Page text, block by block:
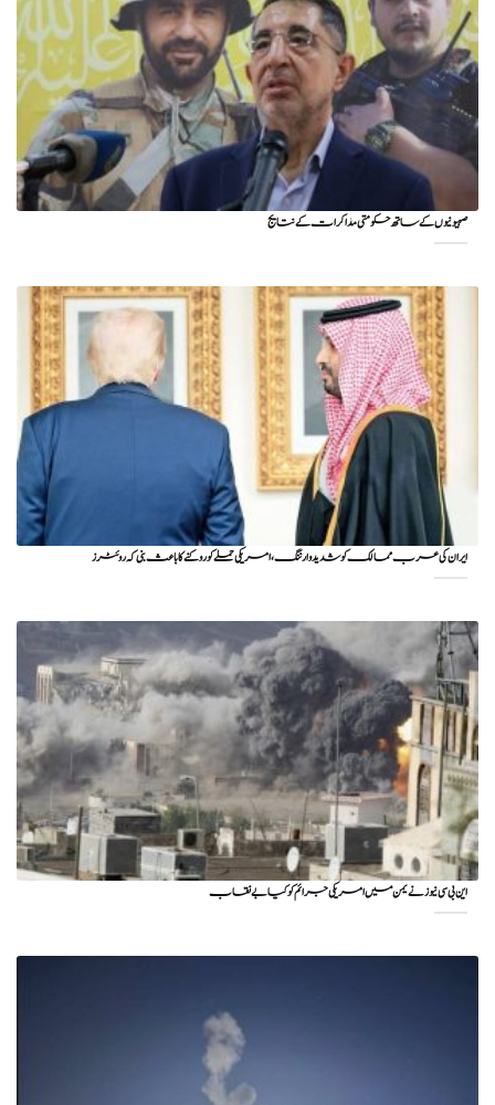
صہیونیوں کے ساتھ حکومتی مذاکرات کے نتایج
ایران کی عرب ممالک کو شدید وارننگ، امریکی حملے کو روکنے کا باعث بنی کہ روئٹرز
این بی سی نیوز نے یمن میں امریکی جرائم کو کیا بے نقاب